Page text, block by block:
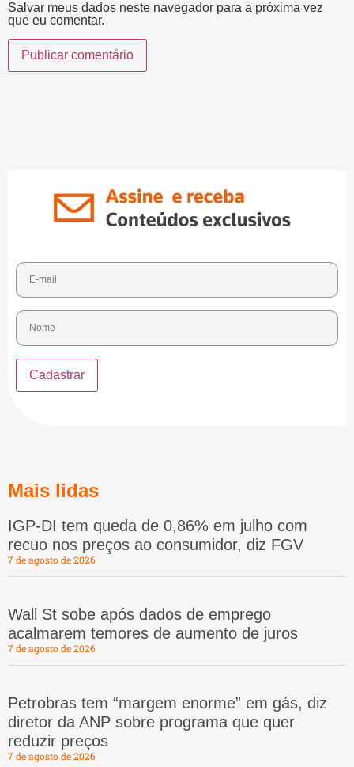
Salvar meus dados neste navegador para a próxima vez
que eu comentar.
Mais lidas
IGP-DI tem queda de 0,86% em julho com
recuo nos preços ao consumidor, diz FGV
7 de agosto de 2026
Wall St sobe após dados de emprego
acalmarem temores de aumento de juros
7 de agosto de 2026
Petrobras tem “margem enorme” em gás, diz
diretor da ANP sobre programa que quer
reduzir preços
7 de agosto de 2026